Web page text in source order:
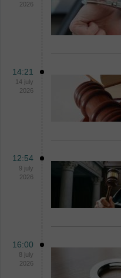
2026
14:21
14 july
2026
12:54
9 july
2026
16:00
8 july
2026